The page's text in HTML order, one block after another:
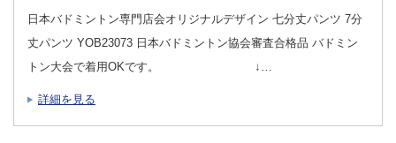
日本バドミントン専門店会オリジナルデザイン 七分丈パンツ 7分
丈パンツ YOB23073 日本バドミントン協会審査合格品 バドミン
トン大会で着用OKです。 ↓…
詳細を見る